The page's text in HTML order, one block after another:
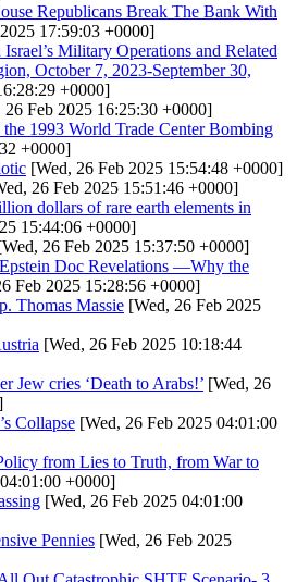
Republicans Break The Bank With
17:59:03 +0000]
Military Operations and Related
October 7, 2023-September 30,
+0000]
26 Feb 2025 16:25:30 +0000]
1993 World Trade Center Bombing
+0000]
[Wed, 26 Feb 2025 15:54:48 +0000]
26 Feb 2025 15:51:46 +0000]
dollars of rare earth elements in
15:44:06 +0000]
26 Feb 2025 15:37:50 +0000]
Doc Revelations —Why the
Feb 2025 15:28:56 +0000]
Thomas Massie [Wed, 26 Feb 2025
[Wed, 26 Feb 2025 10:18:44
Jew cries ‘Death to Arabs!’ [Wed, 26
Collapse [Wed, 26 Feb 2025 04:01:00
from Lies to Truth, from War to
+0000]
[Wed, 26 Feb 2025 04:01:00
Pennies [Wed, 26 Feb 2025